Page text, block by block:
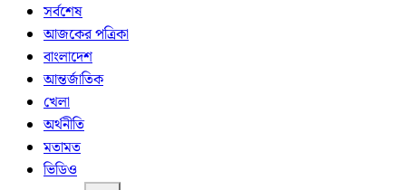
সর্বশেষ
আজকের পত্রিকা
বাংলাদেশ
আন্তর্জাতিক
খেলা
অর্থনীতি
মতামত
ভিডিও